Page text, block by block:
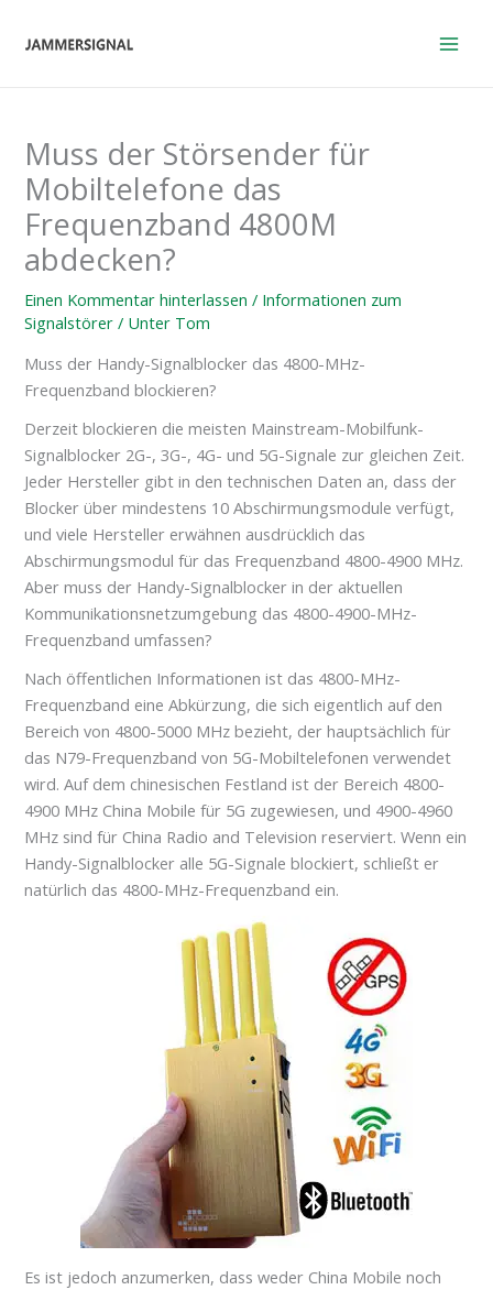
Inhalt
Muss der Störsender für
Mobiltelefone das
Frequenzband 4800M
abdecken?
Einen Kommentar hinterlassen / Informationen zum
Signalstörer / Unter Tom
Muss der Handy-Signalblocker das 4800-MHz-
Frequenzband blockieren?
Derzeit blockieren die meisten Mainstream-Mobilfunk-
Signalblocker 2G-, 3G-, 4G- und 5G-Signale zur gleichen Zeit.
Jeder Hersteller gibt in den technischen Daten an, dass der
Blocker über mindestens 10 Abschirmungsmodule verfügt,
und viele Hersteller erwähnen ausdrücklich das
Abschirmungsmodul für das Frequenzband 4800-4900 MHz.
Aber muss der Handy-Signalblocker in der aktuellen
Kommunikationsnetzumgebung das 4800-4900-MHz-
Frequenzband umfassen?
Nach öffentlichen Informationen ist das 4800-MHz-
Frequenzband eine Abkürzung, die sich eigentlich auf den
Bereich von 4800-5000 MHz bezieht, der hauptsächlich für
das N79-Frequenzband von 5G-Mobiltelefonen verwendet
wird. Auf dem chinesischen Festland ist der Bereich 4800-
4900 MHz China Mobile für 5G zugewiesen, und 4900-4960
MHz sind für China Radio and Television reserviert. Wenn ein
Handy-Signalblocker alle 5G-Signale blockiert, schließt er
natürlich das 4800-MHz-Frequenzband ein.
Es ist jedoch anzumerken, dass weder China Mobile noch